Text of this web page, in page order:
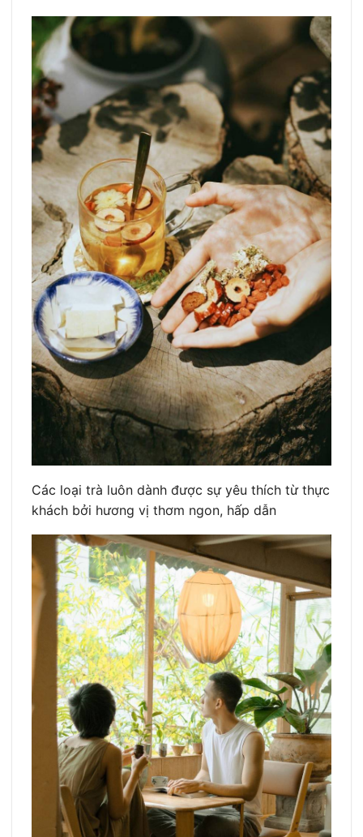
Các loại trà luôn dành được sự yêu thích từ thực
khách bởi hương vị thơm ngon, hấp dẫn